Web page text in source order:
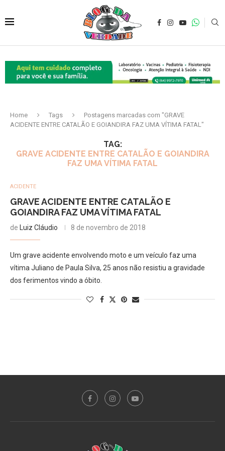
Home Tags
Postagens marcadas com "GRAVE
ACIDENTE ENTRE CATALÃO E GOIANDIRA FAZ UMA VÍTIMA FATAL"
TAG:
GRAVE ACIDENTE ENTRE CATALÃO E GOIANDIRA
FAZ UMA VÍTIMA FATAL
ACIDENTE
GRAVE ACIDENTE ENTRE CATALÃO E
GOIANDIRA FAZ UMA VÍTIMA FATAL
de Luiz Cláudio 8 de novembro de 2018
Um grave acidente envolvendo moto e um veículo faz uma
vítima Juliano de Paula Silva, 25 anos não resistiu a gravidade
dos ferimentos vindo a óbito.